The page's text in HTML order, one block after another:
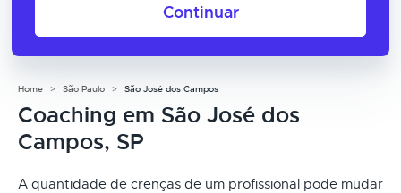
Continuar
Home São Paulo São José dos Campos
Coaching em São José dos
Campos, SP
A quantidade de crenças de um profissional pode mudar